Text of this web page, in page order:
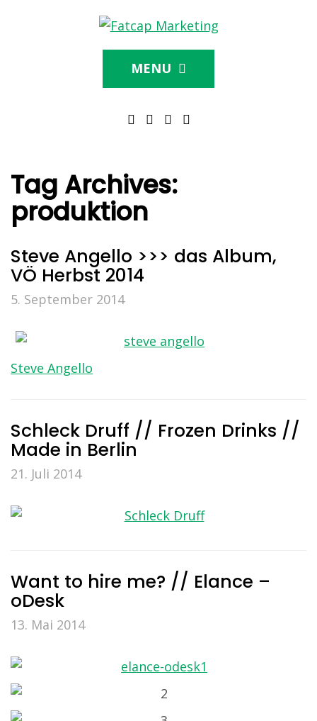
MENU
Tag Archives:
produktion
Steve Angello >>> das Album,
VÖ Herbst 2014
5. September 2014
Steve Angello
Schleck Druff // Frozen Drinks //
Made in Berlin
21. Juli 2014
Want to hire me? // Elance –
oDesk
13. Mai 2014